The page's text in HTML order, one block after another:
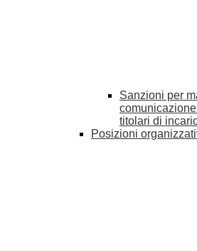
Sanzioni per
titolari di
Posizioni